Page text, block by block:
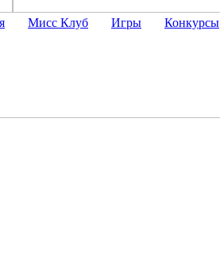
Мисс Клуб Игры Конкурсы